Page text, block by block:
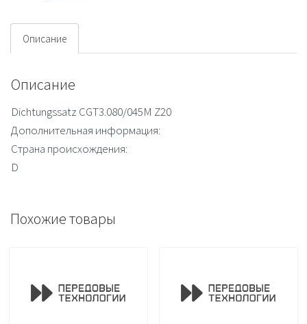
Описание
Описание
Dichtungssatz CGT3.080/045M Z20
Дополнительная информация:
Страна происхождения:
D
Похожие товары